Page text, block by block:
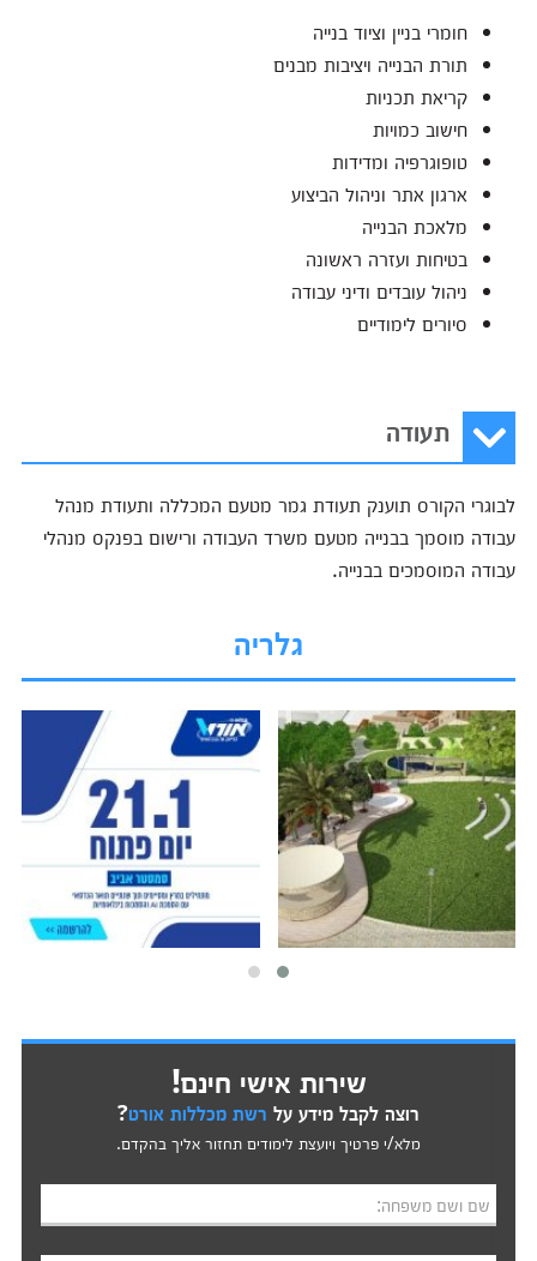
חומרי בניין וציוד בנייה
תורת הבנייה ויציבות מבנים
קריאת תכניות
חישוב כמויות
טופוגרפיה ומדידות
ארגון אתר וניהול הביצוע
מלאכת הבנייה
בטיחות ועזרה ראשונה
ניהול עובדים ודיני עבודה
סיורים לימודיים
תעודה
לבוגרי הקורס תוענק תעודת גמר מטעם המכללה ותעודת מנהל
עבודה מוסמך בבנייה מטעם משרד העבודה ורישום בפנקס מנהלי
עבודה המוסמכים בבנייה.
גלריה
שירות אישי חינם!
רוצה לקבל מידע על רשת מכללות אורט?
מלא/י פרטיך ויועצת לימודים תחזור אליך בהקדם.
שם ושם משפחה: